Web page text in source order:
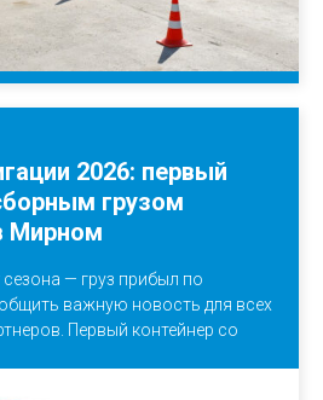
2026: первый
грузом
Мирном
— груз прибыл по
важную новость для всех
Первый контейнер со